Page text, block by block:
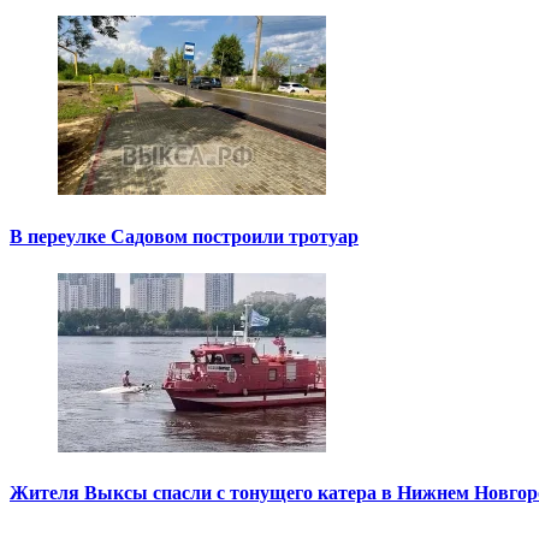
В переулке Садовом построили тротуар
Жителя Выксы спасли с тонущего катера в Нижнем